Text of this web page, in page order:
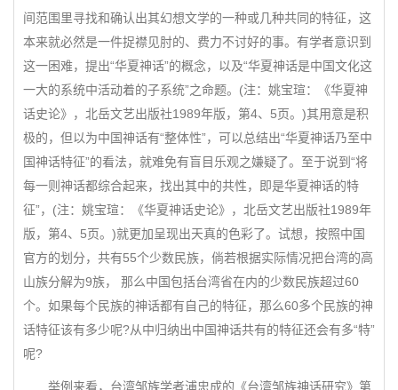
间范围里寻找和确认出其幻想文学的一种或几种共同的特征，这
本来就必然是一件捉襟见肘的、费力不讨好的事。有学者意识到
这一困难，提出“华夏神话”的概念，以及“华夏神话是中国文化这
一大的系统中活动着的子系统”之命题。(注：姚宝瑄：《华夏神
话史论》，北岳文艺出版社1989年版，第4、5页。)其用意是积
极的，但以为中国神话有“整体性”，可以总结出“华夏神话乃至中
国神话特征”的看法，就难免有盲目乐观之嫌疑了。至于说到“将
每一则神话都综合起来，找出其中的共性，即是华夏神话的特
征”，(注：姚宝瑄：《华夏神话史论》，北岳文艺出版社1989年
版，第4、5页。)就更加呈现出天真的色彩了。试想，按照中国
官方的划分，共有55个少数民族，倘若根据实际情况把台湾的高
山族分解为9族， 那么中国包括台湾省在内的少数民族超过60
个。如果每个民族的神话都有自己的特征，那么60多个民族的神
话特征该有多少呢?从中归纳出中国神话共有的特征还会有多“特”
呢?
举例来看，台湾邹族学者浦忠成的《台湾邹族神话研究》第